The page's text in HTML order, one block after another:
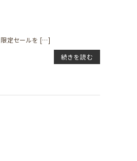
限定セールを […]
続きを読む